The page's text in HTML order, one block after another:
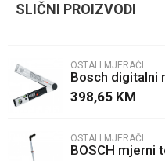
Poruka
SLIČNI PROIZVODI
OSTALI MJERAČI
Bosch digitalni
398,65 KM
OSTALI MJERAČI
BOSCH mjerni